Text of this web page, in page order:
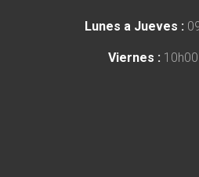
Lunes a Jueves :
Viernes :